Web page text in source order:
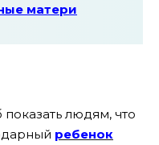
матери
людям, что
ребенок